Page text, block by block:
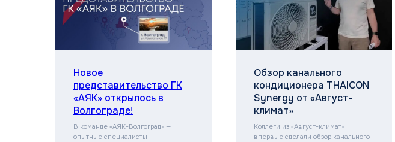
Новое
представительство ГК
«АЯК» открылось в
Волгограде!
В команде «АЯК-Волгоград» —
опытные специалисты
Обзор канального
кондиционера THAICON
Synergy от «Август-
климат»
Коллеги из «Август-климат»
впервые сделали обзор канального